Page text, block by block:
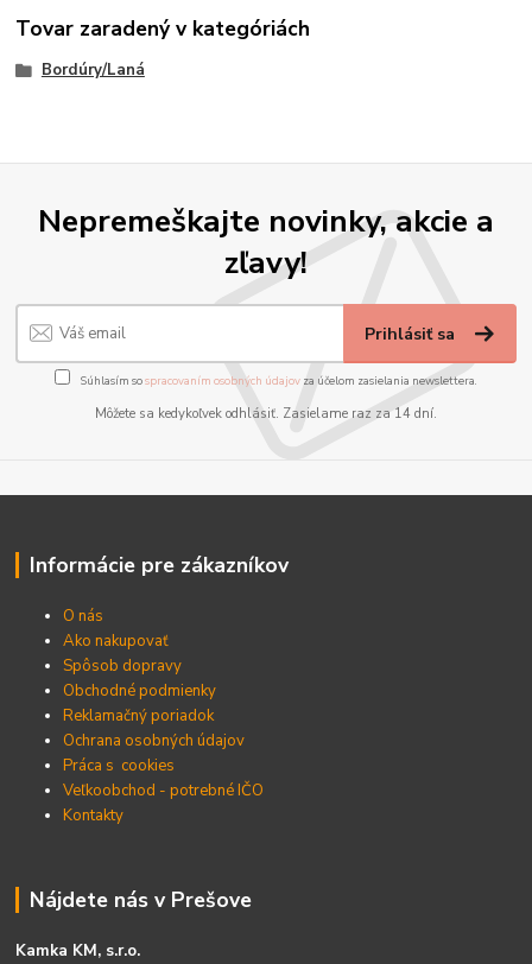
Tovar zaradený v kategóriách
Bordúry/Laná
Nepremeškajte novinky, akcie a
zľavy!
Prihlásiť sa
Súhlasím sospracovaním osobných údajov za účelom zasielania newslettera.
Môžete sa kedykoľvek odhlásiť. Zasielame raz za 14 dní.
Informácie pre zákazníkov
O nás
Ako nakupovať
Spôsob dopravy
Obchodné podmienky
Reklamačný poriadok
Ochrana osobných údajov
Práca s cookies
Veľkoobchod - potrebné IČO
Kontakty
Nájdete nás v Prešove
Kamka KM, s.r.o.